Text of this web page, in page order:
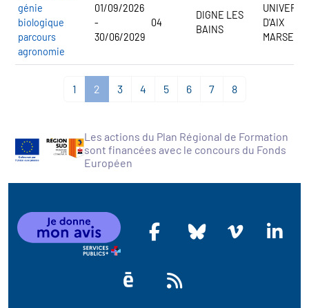
génie
biologique
parcours
agronomie
01/09/2026
-
30/06/2029
04
DIGNE LES
BAINS
D'AIX
1 2 3 4 5 6 7 8
Les actions du Plan Régional de Formation
sont financées avec le concours du Fonds
Européen